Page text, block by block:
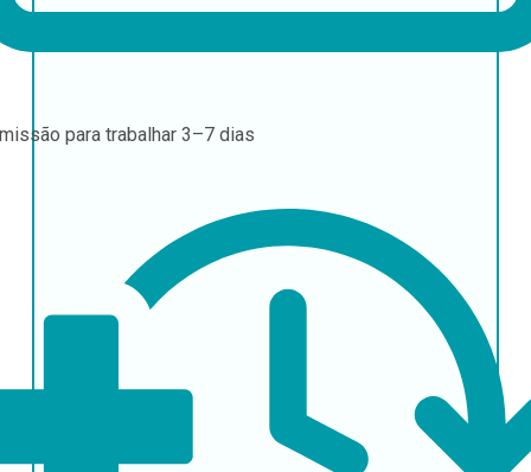
para trabalhar 3–7 dias